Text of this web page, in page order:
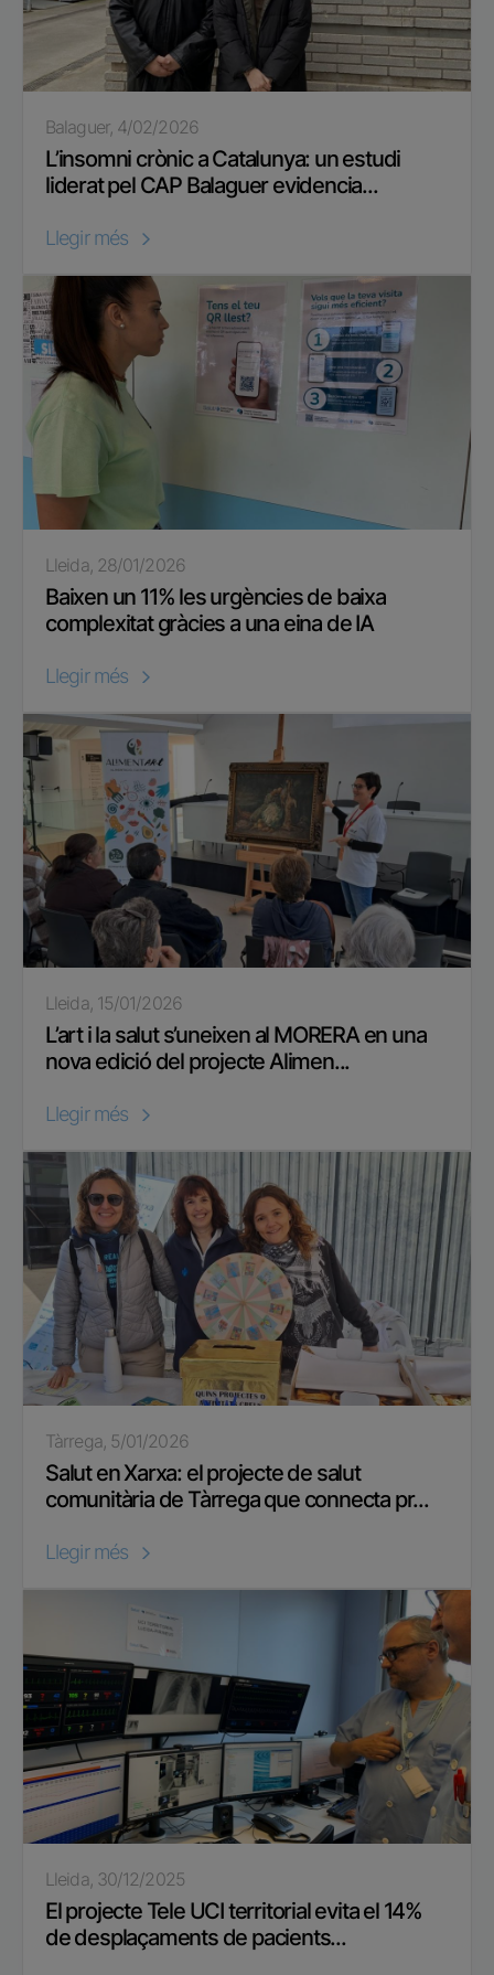
Balaguer, 4/02/2026
L’insomni crònic a Catalunya: un estudi
liderat pel CAP Balaguer evidencia...
Llegir més
Lleida, 28/01/2026
Baixen un 11% les urgències de baixa
complexitat gràcies a una eina de IA
Llegir més
Lleida, 15/01/2026
L’art i la salut s’uneixen al MORERA en una
nova edició del projecte Alimen...
Llegir més
Tàrrega, 5/01/2026
Salut en Xarxa: el projecte de salut
comunitària de Tàrrega que connecta pr...
Llegir més
Lleida, 30/12/2025
El projecte Tele UCI territorial evita el 14%
de desplaçaments de pacients...